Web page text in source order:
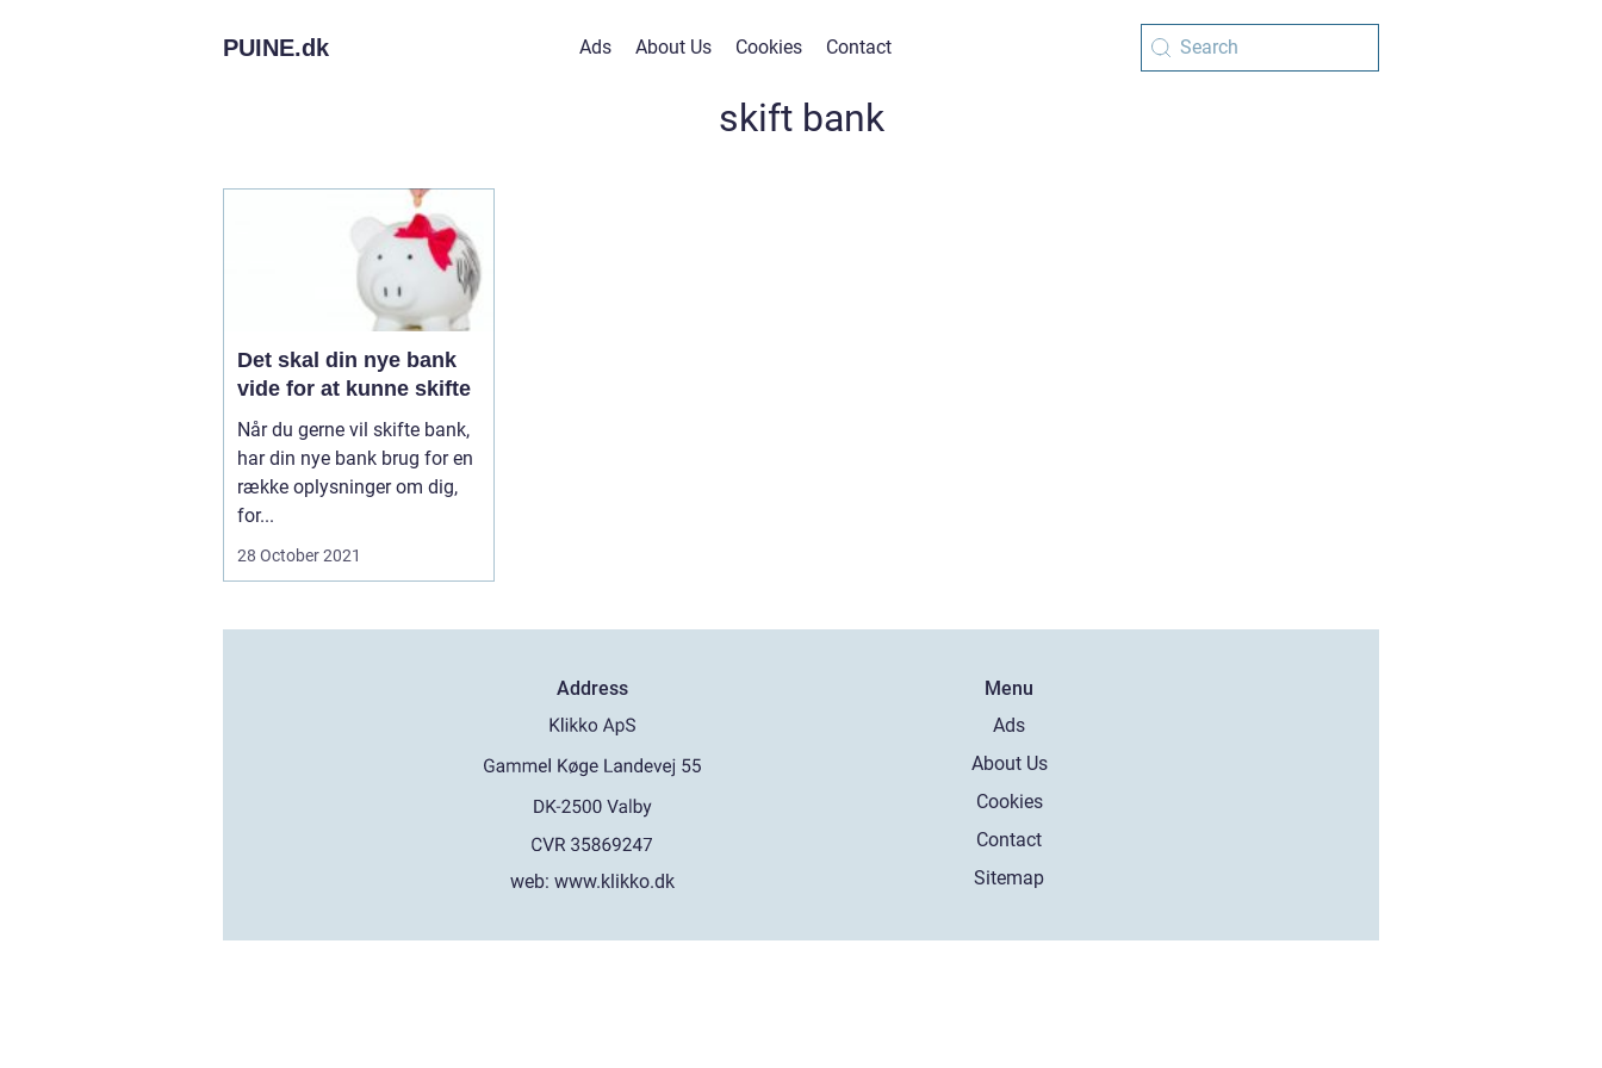
PUINE.dk Ads About Us Cookies Contact
skift bank
Det skal din nye bank
vide for at kunne skifte
Når du gerne vil skifte bank,
har din nye bank brug for en
række oplysninger om dig,
for...
28 October 2021
Address
web:www.klikko.dk
Menu
Ads
About Us
Cookies
Contact
Sitemap